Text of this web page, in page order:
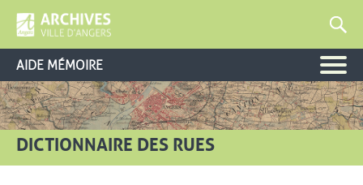
AIDE MÉMOIRE
DICTIONNAIRE DES RUES